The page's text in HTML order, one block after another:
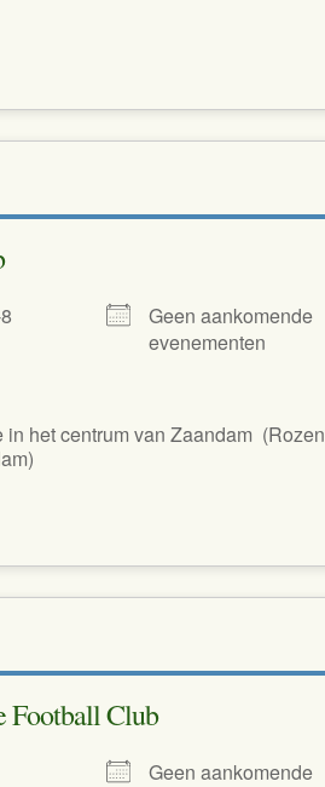
Geen aankomende
evenementen
in het centrum van Zaandam
Football Club
Geen aankomende